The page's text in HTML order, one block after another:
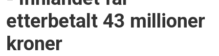
etterbetalt 43 millioner
kroner